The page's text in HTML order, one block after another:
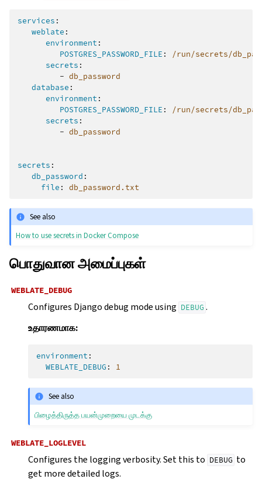
services :
weblate :
environment :
POSTGRES_PASSWORD_FILE :
/run/secrets/
secrets :
- db_password
database :
environment :
POSTGRES_PASSWORD_FILE :
/run/secrets/
secrets :
- db_password
secrets :
db_password :
file : db_password.txt
See also
How to use secrets in Docker Compose
பொதுவான அமைப்புகள்
WEBLATE_DEBUG
Configures Django debug mode using DEBUG .
உதாரணமாக:
environment :
WEBLATE_DEBUG : 1
See also
பிழைத்திருத்த பயன்முறையை முடக்கு
WEBLATE_LOGLEVEL
Configures the logging verbosity. Set this to DEBUG to
get more detailed logs.